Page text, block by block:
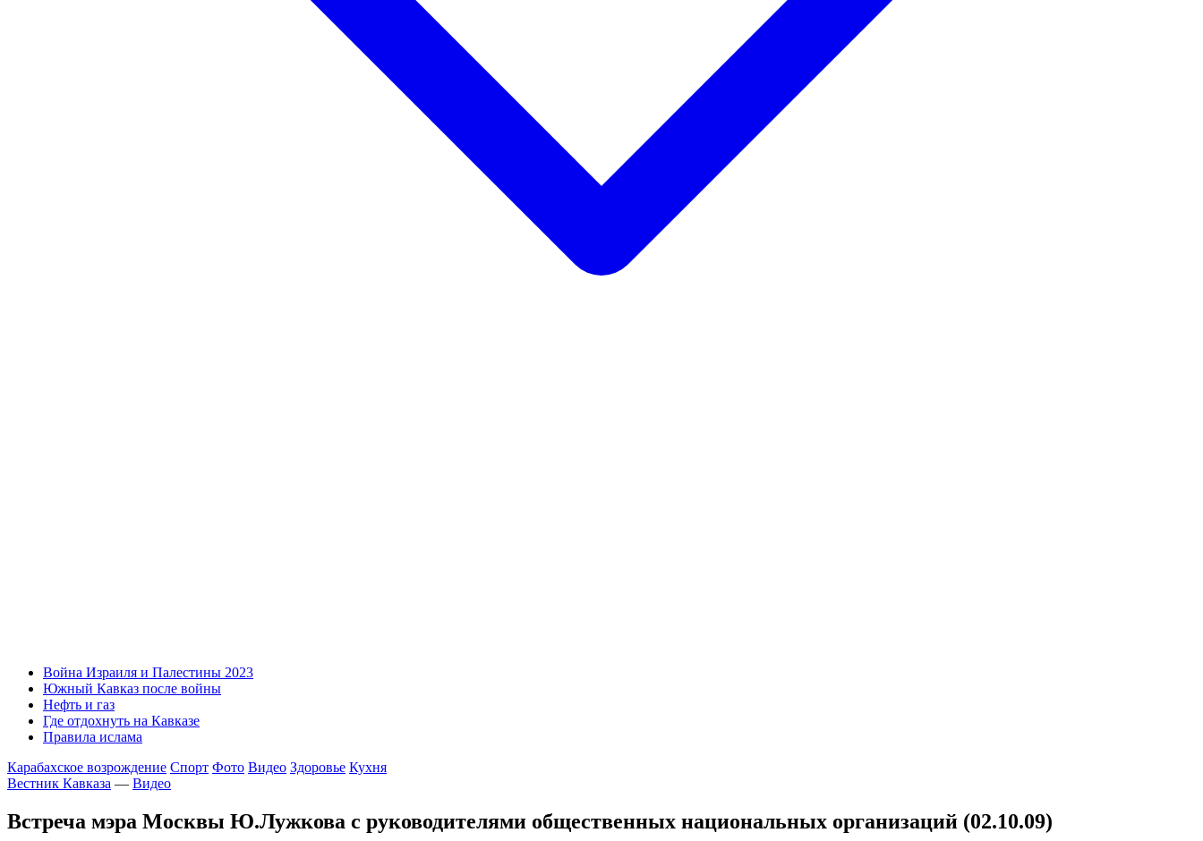
Война Израиля и Палестины 2023
Южный Кавказ после войны
Нефть и газ
Где отдохнуть на Кавказе
Правила ислама
Карабахское возрождение Спорт Фото Видео Здоровье Кухня
Вестник Кавказа — Видео
Встреча мэра Москвы Ю.Лужкова с руководителями общественных национальных организаций (02.10.09)